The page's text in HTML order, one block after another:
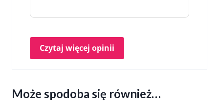
Czytaj więcej opinii
Może spodoba się również…